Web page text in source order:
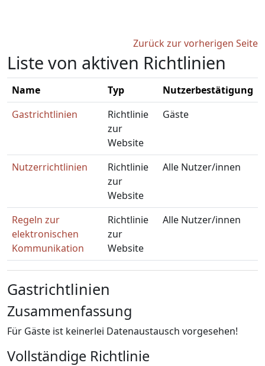
Zurück zur vorherigen Seite
Liste von aktiven Richtlinien
Name Typ
Nutzerbestätigung
Gastrichtlinien
Richtlinie
zur
Website
Gäste
Nutzerrichtlinien
Richtlinie
zur
Website
Alle Nutzer/innen
Regeln zur
elektronischen
Kommunikation
Richtlinie
zur
Website
Alle Nutzer/innen
Gastrichtlinien
Zusammenfassung
Für Gäste ist keinerlei Datenaustausch vorgesehen!
Vollständige Richtlinie